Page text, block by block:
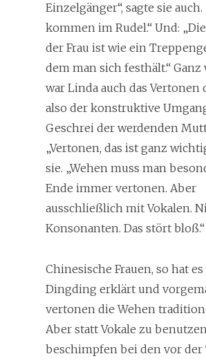
Einzelgänger“, sagte sie auch.
kommen im Rudel.“ Und:
der Frau ist wie ein
dem man sich festhält.“
war Linda auch das Vertonen
also der konstruktive
Geschrei der werdenden
„Vertonen, das ist ganz
sie. „Wehen muss man
Ende immer vertonen. Aber
ausschließlich mit Vokalen.
Konsonanten. Das stört bloß.“
Chinesische Frauen, so hat
Dingding erklärt und
vertonen die Wehen
Aber statt Vokale zu
beschimpfen bei den vor der